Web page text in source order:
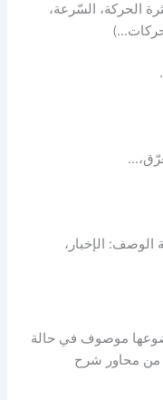
الحركة، السّرعة،
الوصف: الإخبار،
موصوف في حالة
من محاور شرح